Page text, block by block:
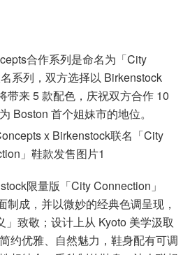
合作系列是命名为「City
系列，双方选择以 Birkenstock
带来 5 款配色，庆祝双方合作 10
Boston 首个姐妹市的地位。
限量版「City Connection」
制成，并以微妙的经典色调呈现，
」致敬；设计上从 Kyoto 美学汲取
约优雅、自然魅力，鞋身配有可调